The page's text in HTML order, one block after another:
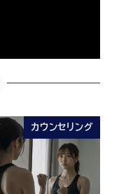
カウンセリング